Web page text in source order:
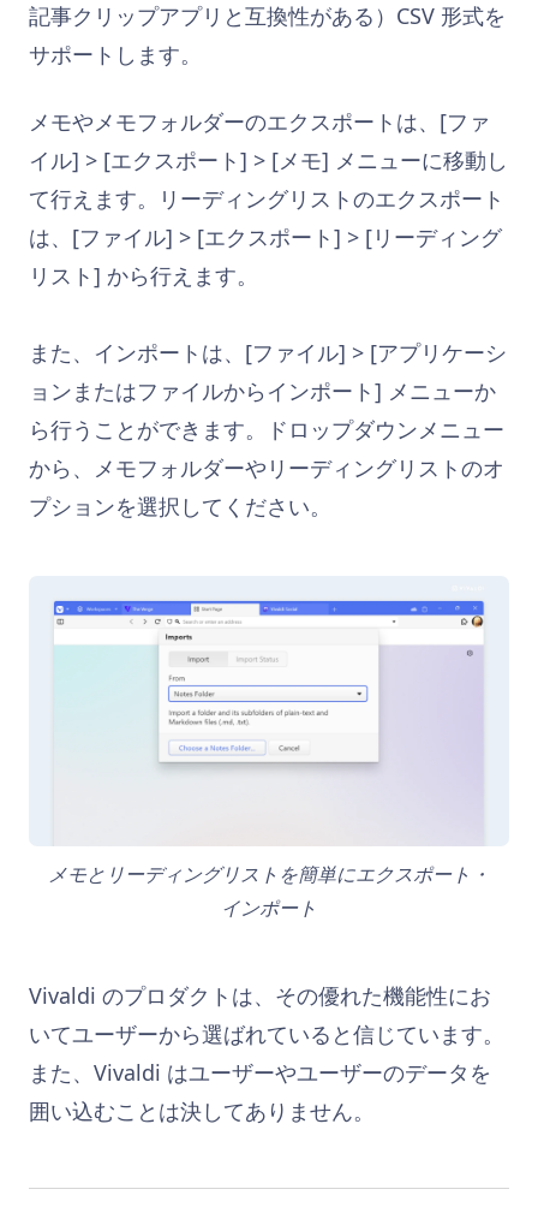
記事クリップアプリと互換性がある）CSV 形式を
サポートします。
メモやメモフォルダーのエクスポートは、[ファ
イル] > [エクスポート] > [メモ] メニューに移動し
て行えます。リーディングリストのエクスポート
は、[ファイル] > [エクスポート] > [リーディング
リスト] から行えます。
また、インポートは、[ファイル] > [アプリケーシ
ョンまたはファイルからインポート] メニューか
ら行うことができます。ドロップダウンメニュー
から、メモフォルダーやリーディングリストのオ
プションを選択してください。
メモとリーディングリストを簡単にエクスポート・
インポート
Vivaldi のプロダクトは、その優れた機能性にお
いてユーザーから選ばれていると信じています。
また、Vivaldi はユーザーやユーザーのデータを
囲い込むことは決してありません。